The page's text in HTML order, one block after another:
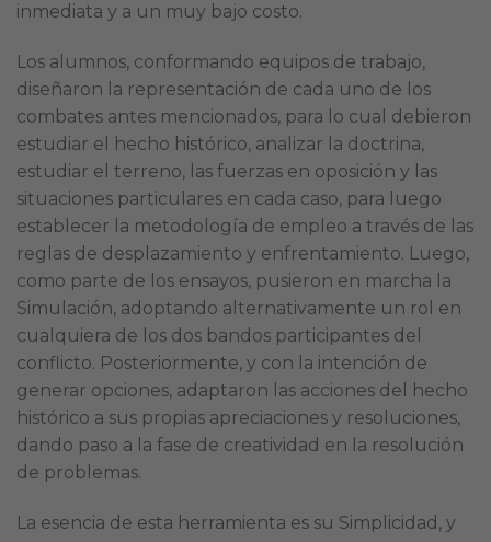
inmediata y a un muy bajo costo.
Los alumnos, conformando equipos de trabajo,
diseñaron la representación de cada uno de los
combates antes mencionados, para lo cual debieron
estudiar el hecho histórico, analizar la doctrina,
estudiar el terreno, las fuerzas en oposición y las
situaciones particulares en cada caso, para luego
establecer la metodología de empleo a través de las
reglas de desplazamiento y enfrentamiento. Luego,
como parte de los ensayos, pusieron en marcha la
Simulación, adoptando alternativamente un rol en
cualquiera de los dos bandos participantes del
conflicto. Posteriormente, y con la intención de
generar opciones, adaptaron las acciones del hecho
histórico a sus propias apreciaciones y resoluciones,
dando paso a la fase de creatividad en la resolución
de problemas.
La esencia de esta herramienta es su Simplicidad, y